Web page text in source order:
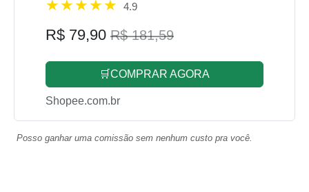
4.9
R$ 79,90 R$ 181,59
🛒COMPRAR AGORA
Shopee.com.br
Posso ganhar uma comissão sem nenhum custo pra você.